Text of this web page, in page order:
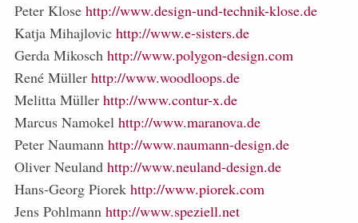
Peter Klose http://www.design-und-technik-klose.de
Katja Mihajlovic http://www.e-sisters.de
Gerda Mikosch http://www.polygon-design.com
René Müller http://www.woodloops.de
Melitta Müller http://www.contur-x.de
Marcus Namokel http://www.maranova.de
Peter Naumann http://www.naumann-design.de
Oliver Neuland http://www.neuland-design.de
Hans-Georg Piorek http://www.piorek.com
Jens Pohlmann http://www.speziell.net